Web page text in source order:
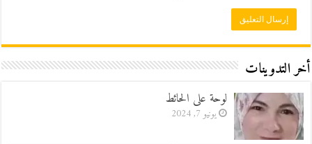
أخر التدوينات
لوحة على الحائط
يونيو 7, 2024